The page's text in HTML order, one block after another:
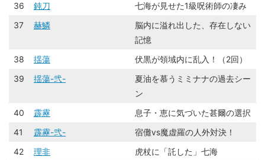
36
鈍刀
七海が見せた1級呪術師の凄み
37
赫鱗
脳内に溢れ出した、存在しない
記憶
38
揺蕩
伏黒が領域内に乱入！（2回）
39
揺蕩-弐-
夏油を慕うミミナナの過去シー
ン
40
霹靂
息子・恵に気づいた甚爾の選択
41
霹靂-弐-
宿儺vs魔虚羅の人外対決！
42
理非
虎杖に「託した」七海